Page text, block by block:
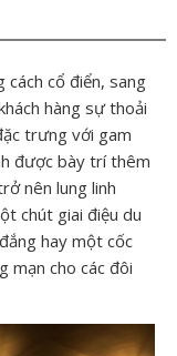
cổ điển, sang
hàng sự thoải
trưng với gam
được bày trí thêm
nên lung linh
chút giai điệu du
hay một cốc
mạn cho các đôi